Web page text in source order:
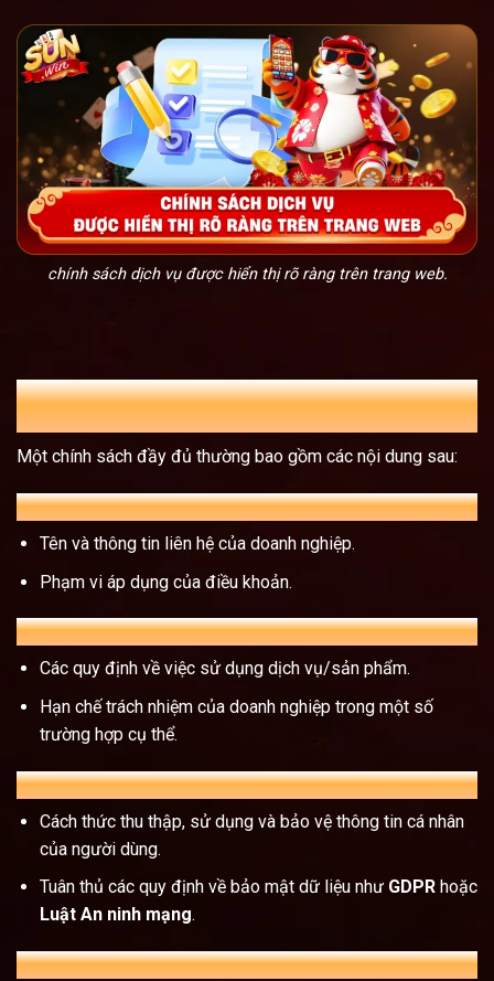
chính sách dịch vụ được hiển thị rõ ràng trên trang web.
Các nội dung cơ bản trong chính sách điều
khoản
Một chính sách đầy đủ thường bao gồm các nội dung sau:
A. Giới thiệu chung
Tên và thông tin liên hệ của doanh nghiệp.
Phạm vi áp dụng của điều khoản.
B. Quyền và nghĩa vụ của người dùng
Các quy định về việc sử dụng dịch vụ/sản phẩm.
Hạn chế trách nhiệm của doanh nghiệp trong một số
trường hợp cụ thể.
C. Chính sách bảo mật và dữ liệu
Cách thức thu thập, sử dụng và bảo vệ thông tin cá nhân
của người dùng.
Tuân thủ các quy định về bảo mật dữ liệu như GDPRhoặc
Luật An ninh mạng.
D. Điều khoản về thanh toán và hoàn trả